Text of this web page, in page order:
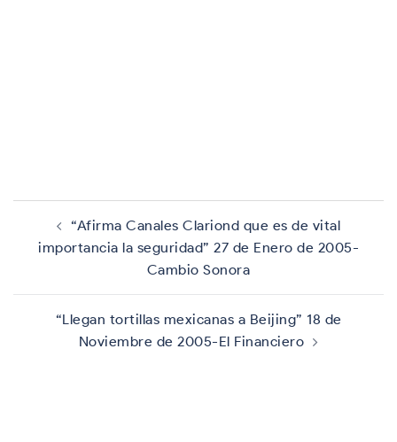
Navegación
entradas
“Afirma Canales Clariond que es de vital
importancia la seguridad” 27 de Enero de 2005-
Cambio Sonora
“Llegan tortillas mexicanas a Beijing” 18 de
Noviembre de 2005-El Financiero